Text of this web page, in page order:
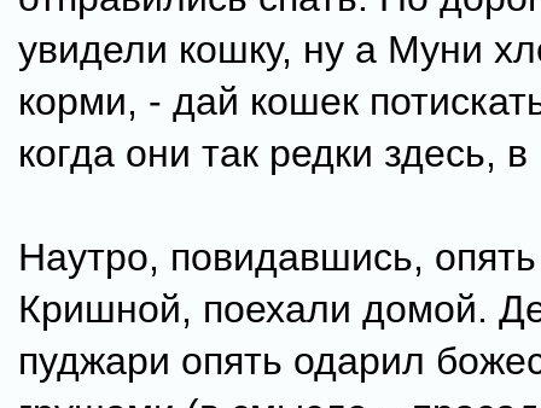
увидели кошку, ну а Муни
корми, - дай кошек
когда они так редки здесь,
Наутро, повидавшись,
Кришной, поехали домой.
пуджари опять одарил